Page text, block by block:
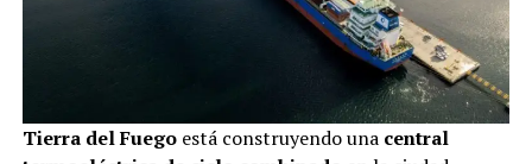
Tierra del Fuegoestá construyendo una central